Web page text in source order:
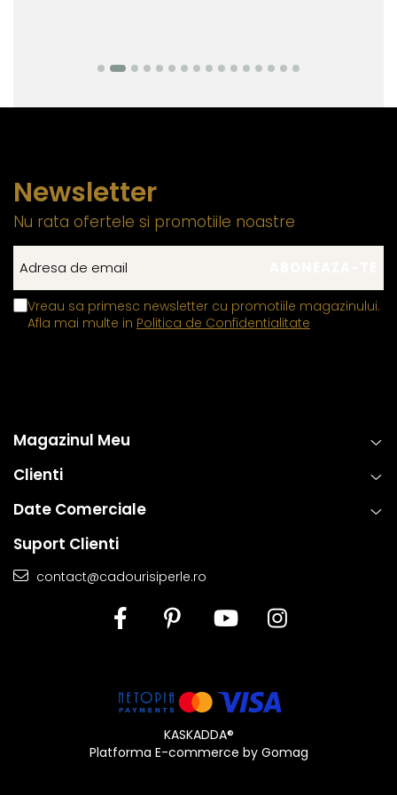
Newsletter
Nu rata ofertele si promotiile noastre
Vreau sa primesc newsletter cu promotiile magazinului.
Afla mai multe in Politica de Confidentialitate
Magazinul Meu
Clienti
Date Comerciale
Suport Clienti
contact@cadourisiperle.ro
KASKADDA®
Platforma E-commerce by Gomag